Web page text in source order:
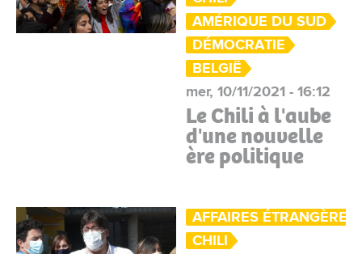
AMÉRIQUE DU SUD
DÉMOCRATIE
BELGIË
mer, 10/11/2021 - 16:12
Le Chili à l'aube
d'une nouvelle
ère politique
AFFAIRES ÉTRANGÈRES
CHILI